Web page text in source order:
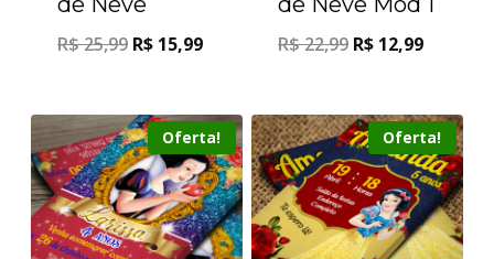
R$25,99 R$ 15,99 R$22,99 R$ 12,99
Oferta! Oferta!